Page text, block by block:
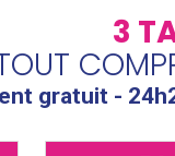
3
gratuit -